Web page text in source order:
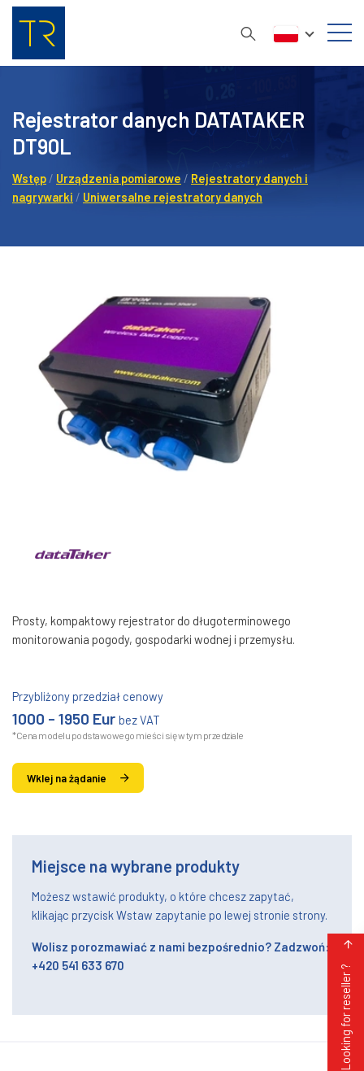
Rejestrator danych DATATAKER
DT90L
Wstęp / Urządzenia pomiarowe / Rejestratory danych i
nagrywarki / Uniwersalne rejestratory danych
Prosty, kompaktowy rejestrator do długoterminowego
monitorowania pogody, gospodarki wodnej i przemysłu.
Przybliżony przedział cenowy
1000 - 1950 Eur bez VAT
*Cena modelu podstawowego mieści się w tym przedziale
Wklej na żądanie
Miejsce na wybrane produkty
Możesz wstawić produkty, o które chcesz zapytać,
klikając przycisk Wstaw zapytanie po lewej stronie strony.
Wolisz porozmawiać z nami bezpośrednio? Zadzwoń:
+420 541 633 670
Looking for reseller ?